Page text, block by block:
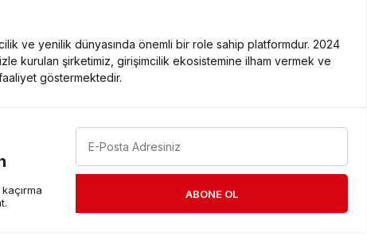
ve yenilik dünyasında önemli bir role sahip platformdur. 2024
kurulan şirketimiz, girişimcilik ekosistemine ilham vermek ve
göstermektedir.
ABONE OL